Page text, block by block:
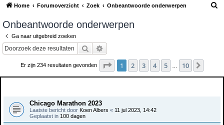
Home Forumoverzicht Zoek Onbeantwoorde onderwerpen
Onbeantwoorde onderwerpen
Ga naar uitgebreid zoeken
Zoek
Er zijn 234 resultaten gevonden Pagina van 10
1 2 3 4 5 10
Chicago Marathon 2023
Laatste bericht door Koen Albers « 11 jul 2023, 14:42
Geplaatst in 100 dagen